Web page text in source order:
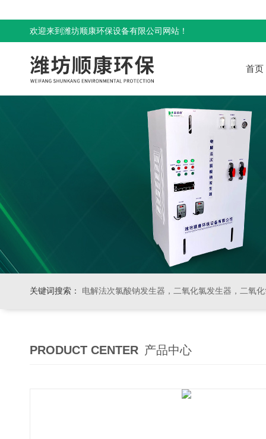
欢迎来到潍坊顺康环保设备有限公司网站！
首页
关键词搜索： 电解法次氯酸钠发生器，二氧化氯发生器，二氧化氯投加器，缓释消毒器
PRODUCT CENTER 产品中心